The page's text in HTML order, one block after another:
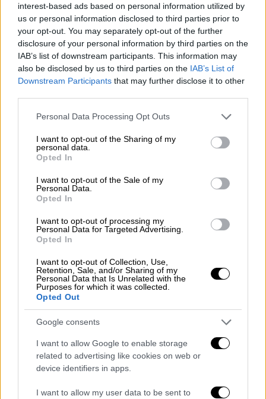
interest-based ads based on personal information utilized by
us or personal information disclosed to third parties prior to
your opt-out. You may separately opt-out of the further
disclosure of your personal information by third parties on the
IAB’s list of downstream participants. This information may
also be disclosed by us to third parties on the IAB’s List of
Downstream Participants that may further disclose it to other
Please note that this website/app uses one or more Google
not limited to your visit or usage behaviour. You may click to
grant or deny consent to Google and its third-party tags to
use your data for below specified purposes in below Google
consent section.
Personal Data Processing Opt Outs
I want to opt-out of the Sharing of my
personal data.
Opted In
I want to opt-out of the Sale of my
Personal Data.
Opted In
I want to opt-out of processing my
Personal Data for Targeted Advertising.
Opted In
I want to opt-out of Collection, Use,
Retention, Sale, and/or Sharing of my
Personal Data that Is Unrelated with the
Purposes for which it was collected.
Opted Out
Google consents
I want to allow Google to enable storage
related to advertising like cookies on web or
device identifiers in apps.
I want to allow my user data to be sent to
Σύμφωνα με το NHC, ο τυφώνας μπορεί να
προκαλέσει θαλάσσια κύματα ύψους έως και
δύο μέτρων στη Βόρεια Καρολίνα
Κόσμος|05.09.2019 12:17
Τυφώνας Ντόριαν: Αυξάνονται οι νεκροί
- Σαρώνει με ανέμους 185 χιλιομέτρων
την ώρα
Κατατάσσεται εκ νέου στην Κατηγορία 3 της
πεντάβαθμης κλίμακας